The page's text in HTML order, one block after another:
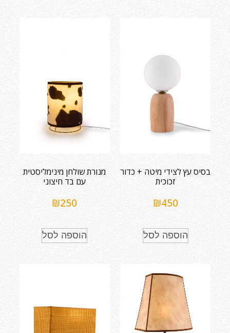
בסיס עץ לצידי מיטה + כדור
זכוכית
₪450
הוספה לסל
מנורת שולחן מינימליסטית
עם בד חיצוני
₪250
הוספה לסל